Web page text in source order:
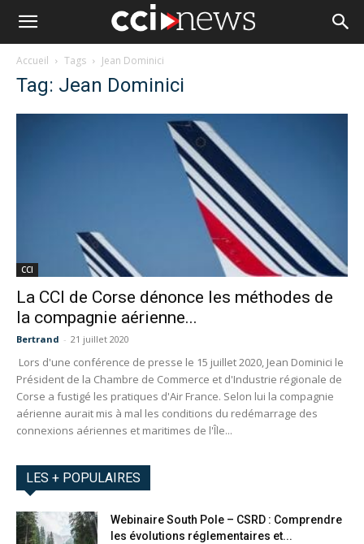
Accueil Tags Jean Dominici
Tag: Jean Dominici
CCI
La CCI de Corse dénonce les méthodes de
la compagnie aérienne...
Bertrand - 21 juillet 2020
Lors d'une conférence de presse le 15 juillet 2020, Jean Dominici le
Président de la Chambre de Commerce et d'Industrie régionale de
Corse a fustigé les pratiques d'Air France. Selon lui la compagnie
aérienne aurait mis à mal les conditions du redémarrage des
connexions aériennes et maritimes de l'Île...
LES + POPULAIRES
Webinaire South Pole – CSRD : Comprendre
les évolutions réglementaires et...